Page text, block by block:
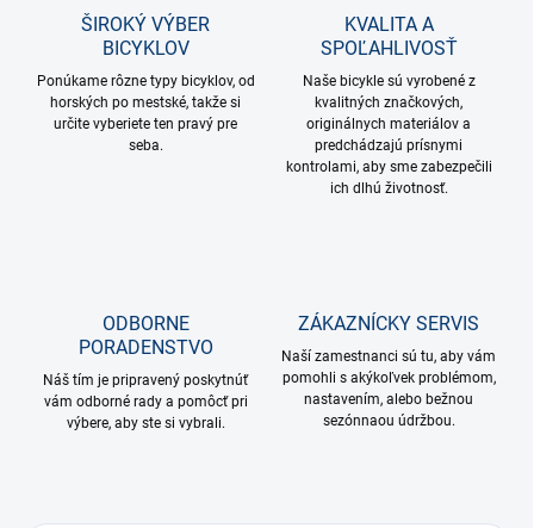
ŠIROKÝ VÝBER
BICYKLOV
Ponúkame rôzne typy bicyklov, od
horských po mestské, takže si
určite vyberiete ten pravý pre
seba.
KVALITA A
SPOĽAHLIVOSŤ
Naše bicykle sú vyrobené z
kvalitných značkových,
originálnych materiálov a
predchádzajú prísnymi
kontrolami, aby sme zabezpečili
ich dlhú životnosť.
ODBORNE
PORADENSTVO
Náš tím je pripravený poskytnúť
vám odborné rady a pomôcť pri
výbere, aby ste si vybrali.
ZÁKAZNÍCKY SERVIS
Naší zamestnanci sú tu, aby vám
pomohli s akýkoľvek problémom,
nastavením, alebo bežnou
sezónnaou údržbou.